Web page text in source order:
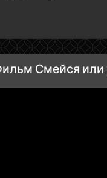
Смейся или